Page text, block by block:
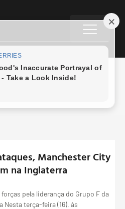
Manchester City
na Inglaterra
pela liderança do Grupo F da
Nesta terça-feira (16), às